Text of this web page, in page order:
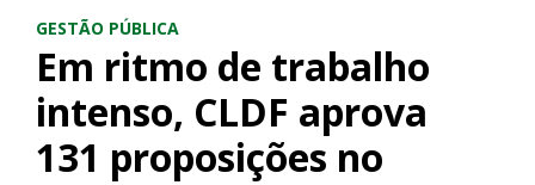
GESTÃO PÚBLICA
Em ritmo de trabalho
intenso, CLDF aprova
131 proposições no